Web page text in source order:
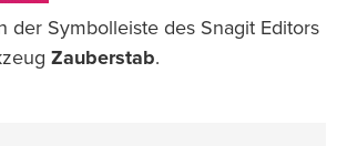
der Symbolleiste des Snagit Editors
Zauberstab.